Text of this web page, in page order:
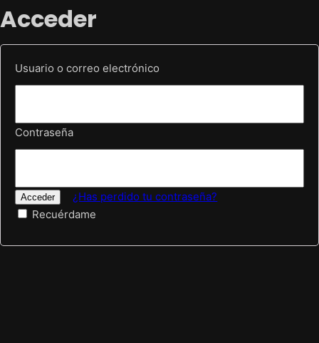
Acceder
Usuario o correo electrónico
Contraseña
¿Has perdido tu contraseña?
Recuérdame